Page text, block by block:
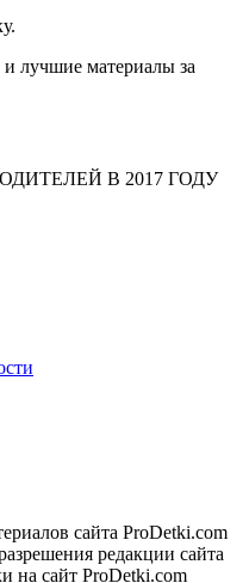
лучшие материалы за
В 2017 ГОДУ
сайта ProDetki.com
редакции сайта
на сайт ProDetki.com